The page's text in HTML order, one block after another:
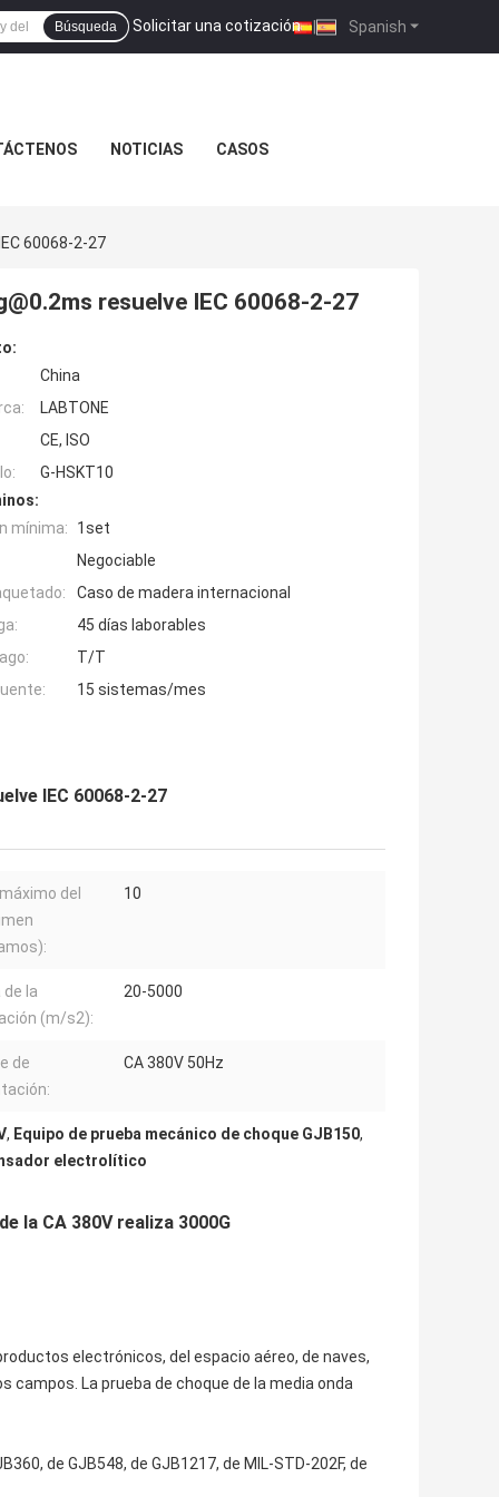
Spanish
Solicitar una cotización |
Búsqueda
NOTICIAS CASOS
60068-2-27
resuelve IEC 60068-2-27
China
LABTONE
CE, ISO
G-HSKT10
mínima:
1set
Negociable
Caso de madera internacional
45 días laborables
T/T
15 sistemas/mes
IEC 60068-2-27
del
10
de la
(m/s2):
20-5000
de
CA 380V 50Hz
, Equipo de prueba mecánico de choque GJB150,
electrolítico
la CA 380V realiza 3000G
electrónicos, del espacio aéreo, de naves,
La prueba de choque de la media onda
de GJB548, de GJB1217, de MIL-STD-202F, de